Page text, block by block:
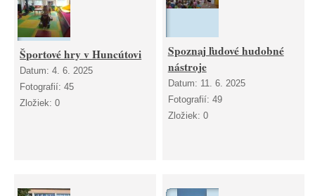
Športové hry v Huncútovi
Datum:4. 6. 2025
Fotografií:45
Zložiek:0
Spoznaj ľudové hudobné
nástroje
Datum: 11. 6. 2025
Fotografií: 49
Zložiek: 0